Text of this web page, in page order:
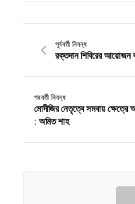
পূর্ববর্তী নিবন্ধ
রক্তদান শিবিরের আয়োজন
পরবর্তী নিবন্ধ
মোদীজির নেতৃত্বে সমবায়
: অমিত শাহ